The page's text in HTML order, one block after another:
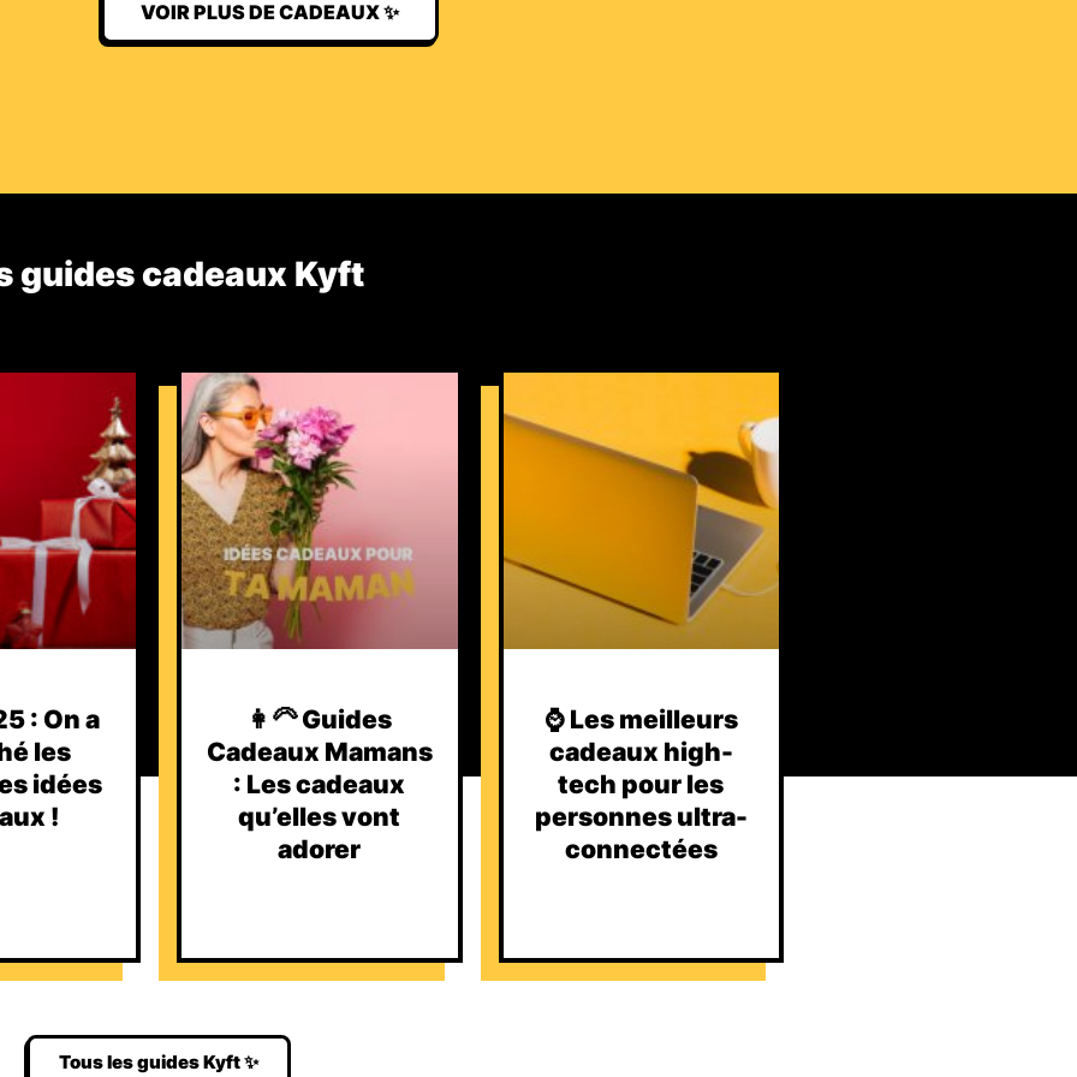
VOIR PLUS DE CADEAUX ✨
guides cadeaux Kyft​
: On a
les
idées
!
👩‍🦳 Guides
Cadeaux Mamans
: Les cadeaux
qu’elles vont
adorer
⌚️ Les meilleurs
cadeaux high-
tech pour les
personnes ultra-
connectées
Tous les guides Kyft ✨